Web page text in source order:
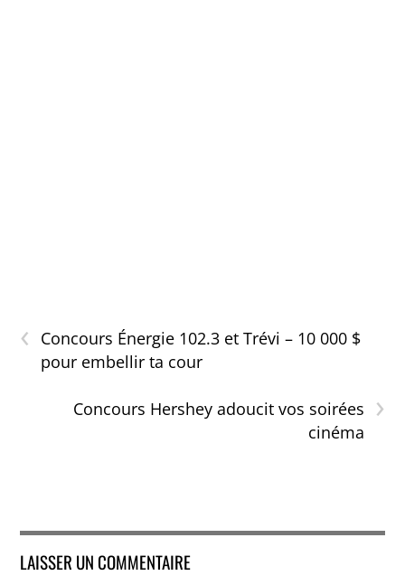
‹
Concours Énergie 102.3 et Trévi – 10 000 $
pour embellir ta cour
›
Concours Hershey adoucit vos soirées
cinéma
LAISSER UN COMMENTAIRE